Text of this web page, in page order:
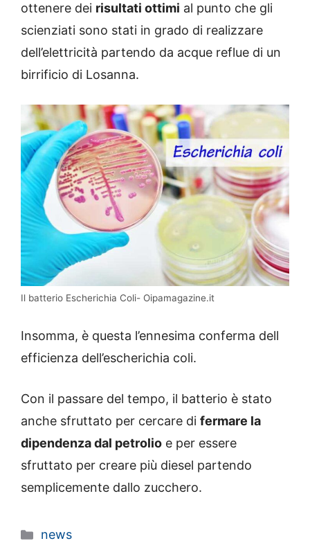
ottenere dei risultati ottimi al punto che gli
scienziati sono stati in grado di realizzare
dell’elettricità partendo da acque reflue di un
birrificio di Losanna.
Il batterio Escherichia Coli- Oipamagazine.it
Insomma, è questa l’ennesima conferma dell
efficienza dell’escherichia coli.
Con il passare del tempo, il batterio è stato
anche sfruttato per cercare di fermare la
dipendenza dal petrolio e per essere
sfruttato per creare più diesel partendo
semplicemente dallo zucchero.
Categorie
news